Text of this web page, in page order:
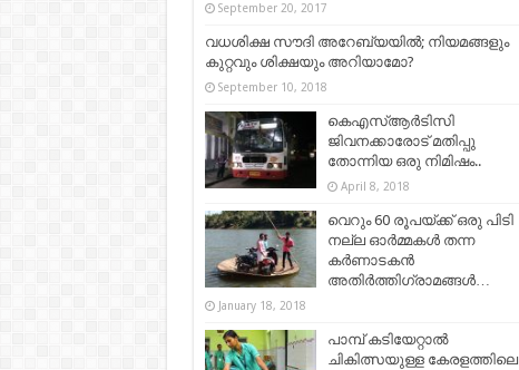
September 20, 2017
വധശിക്ഷ സൗദി അറേബ്യയിൽ; നിയമങ്ങളും
കുറ്റവും ശിക്ഷയും അറിയാമോ?
September 10, 2018
കെഎസ്ആര്‍ടിസി
ജിവനക്കാരോട് മതിപ്പു
തോന്നിയ ഒരു നിമിഷം..
April 8, 2018
വെറും 60 രൂപയ്ക്ക് ഒരു പിടി
നല്ല ഓര്‍മ്മകള്‍ തന്ന
കര്‍ണാടകന്‍
അതിര്‍ത്തിഗ്രാമങ്ങള്‍…
January 18, 2018
പാമ്പ് കടിയേറ്റാൽ
ചികിത്സയുള്ള കേരളത്തിലെ